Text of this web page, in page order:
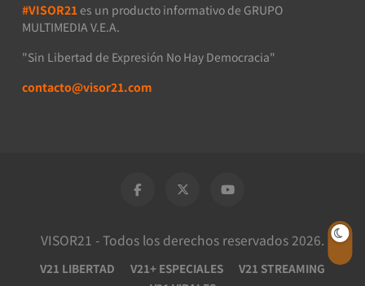
#VISOR21 es un producto informativo de GRUPO
MULTIMEDIA V.E.A.
"Sin Libertad de Expresión No Hay Democracia"
contacto@visor21.com
VISOR21 - Todos los derechos reservados 2026.
V21 LIBERTAD V21+ ESPECIALES
V21 STREAMING